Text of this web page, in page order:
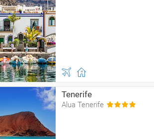
Tenerife
Alua Tenerife